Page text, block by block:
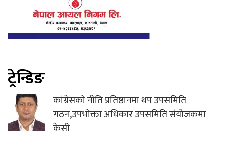
ट्रेन्डिङ
कांग्रेसको नीति प्रतिष्ठानमा थप उपसमिति
गठन,उपभोक्ता अधिकार उपसमिति संयोजकमा
केसी